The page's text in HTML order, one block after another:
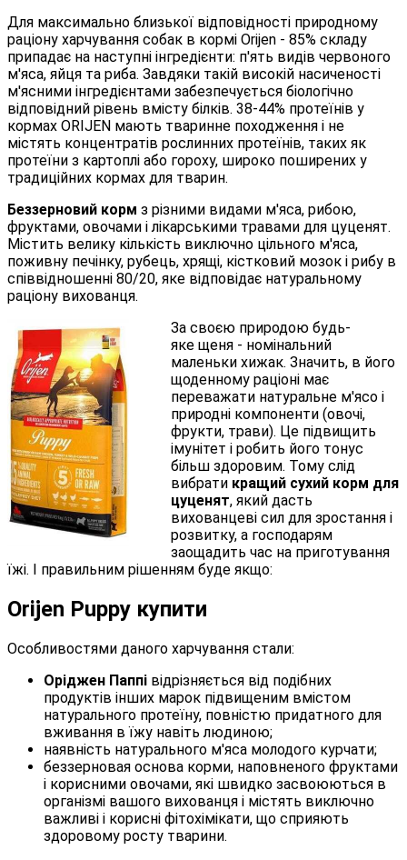
Для максимально близької відповідності природному
раціону харчування собак в кормі Orijen - 85% складу
припадає на наступні інгредієнти: п'ять видів червоного
м'яса, яйця та риба. Завдяки такій високій насиченості
м'ясними інгредієнтами забезпечується біологічно
відповідний рівень вмісту білків. 38-44% протеїнів у
кормах ORIJEN мають тваринне походження і не
містять концентратів рослинних протеїнів, таких як
протеїни з картоплі або гороху, широко поширених у
традиційних кормах для тварин.
Беззерновий корм з різними видами м'яса, рибою,
фруктами, овочами і лікарськими травами для цуценят.
Містить велику кількість виключно цільного м'яса,
поживну печінку, рубець, хрящі, кістковий мозок і рибу в
співвідношенні 80/20, яке відповідає натуральному
раціону вихованця.
За своєю природою будь-
яке щеня - номінальний
маленьки хижак. Значить, в його
щоденному раціоні має
переважати натуральне м'ясо і
природні компоненти (овочі,
фрукти, трави). Це підвищить
імунітет і робить його тонус
більш здоровим. Тому слід
вибрати кращий сухий корм для
цуценят, який дасть
вихованцеві сил для зростання і
розвитку, а господарям
заощадить час на приготування
їжі. І правильним рішенням буде якщо:
Orijen Puppy купити
Особливостями даного харчування стали:
Оріджен Паппі відрізняється від подібних
продуктів інших марок підвищеним вмістом
натурального протеїну, повністю придатного для
вживання в їжу навіть людиною;
наявність натурального м'яса молодого курчати;
беззерновая основа корми, наповненого фруктами
і корисними овочами, які швидко засвоюються в
організмі вашого вихованця і містять виключно
важливі і корисні фітохімікати, що сприяють
здоровому росту тварини.